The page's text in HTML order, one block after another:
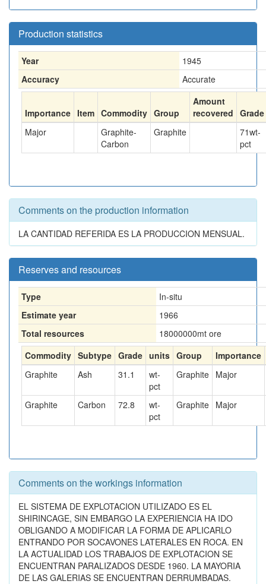
Production statistics
Year
1945
Accuracy
Accurate
Importance Item Commodity Group
Amount
recovered Grade
Major
Graphite-
Carbon
Graphite 71wt-
pct
Comments on the production information
LA CANTIDAD REFERIDA ES LA PRODUCCION MENSUAL.
Reserves and resources
Type
In-situ
Estimate year
1966
Total resources
18000000mt ore
Commodity Subtype Grade units Group
Importance
Graphite
Ash 31.1
wt-
pct
Graphite Major
Graphite Carbon 72.8
wt-
pct
Graphite Major
Comments on the workings information
EL SISTEMA DE EXPLOTACION UTILIZADO ES EL
SHIRINCAGE, SIN EMBARGO LA EXPERIENCIA HA IDO
OBLIGANDO A MODIFICAR LA FORMA DE APLICARLO
ENTRANDO POR SOCAVONES LATERALES EN ROCA. EN
LA ACTUALIDAD LOS TRABAJOS DE EXPLOTACION SE
ENCUENTRAN PARALIZADOS DESDE 1960. LA MAYORIA
DE LAS GALERIAS SE ENCUENTRAN DERRUMBADAS.